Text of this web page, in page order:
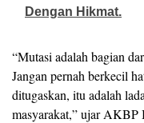
Dengan Hikmat.
“Mutasi adalah bagian
Jangan pernah berkecil
ditugaskan, itu adalah
masyarakat,” ujar AKBP